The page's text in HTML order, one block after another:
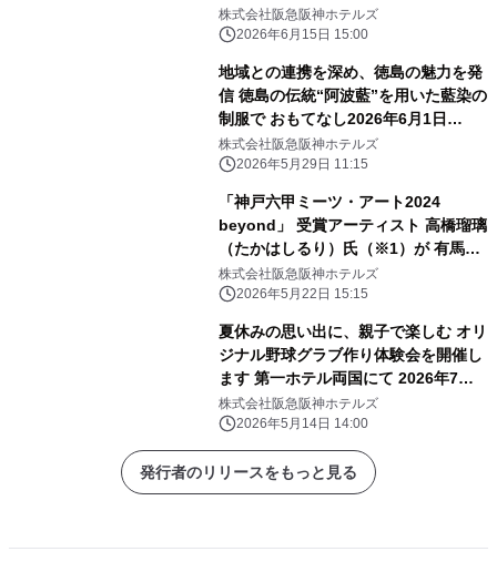
理人へ伝える開業25周年記念講演会
「食品ロス削減 私たちの責務」を開催
株式会社阪急阪神ホテルズ
2026年6月15日 15:00
地域との連携を深め、徳島の魅力を発
信 徳島の伝統“阿波藍”を用いた藍染の
制服で おもてなし2026年6月1日
（月）から 夏季限定で着用開始
株式会社阪急阪神ホテルズ
2026年5月29日 11:15
「神戸六甲ミーツ・アート2024
beyond」 受賞アーティスト 高橋瑠璃
（たかはしるり）氏（※1）が 有馬温
泉の石で五右衛門風呂釜に石彫刻！
“浸かれる現代アート”が 「有馬温泉
株式会社阪急阪神ホテルズ
2026年5月22日 15:15
夏休みの思い出に、親子で楽しむ オリ
ジナル野球グラブ作り体験会を開催し
ます 第一ホテル両国にて 2026年7月
29日（水）
株式会社阪急阪神ホテルズ
2026年5月14日 14:00
発行者のリリースをもっと見る